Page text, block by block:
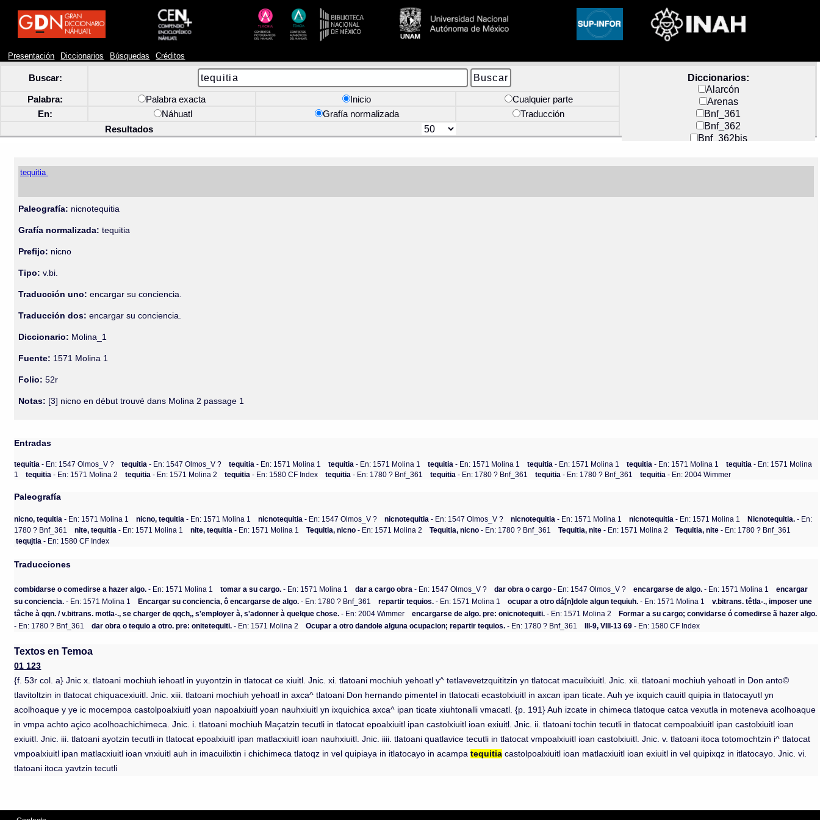
Presentación Diccionarios Búsquedas Créditos
Buscar:
Diccionarios:
Alarcón
Arenas
Bnf_361
Bnf_362
Bnf_362bis
Docs_México
Palabra: Palabra exacta Inicio
Cualquier parte
En:
Náhuatl Grafía normalizada
Traducción
Resultados
tequitia
Paleografía: nicnotequitia
Grafía normalizada: tequitia
Prefijo: nicno
Tipo: v.bi.
Traducción uno: encargar su conciencia.
Traducción dos: encargar su conciencia.
Diccionario: Molina_1
Fuente: 1571 Molina 1
Folio: 52r
Notas: [3] nicno en début trouvé dans Molina 2 passage 1
Entradas
tequitia- En: 1547 Olmos_V ? tequitia- En: 1547 Olmos_V ? tequitia- En: 1571 Molina 1 tequitia- En: 1571 Molina 1 tequitia- En: 1571 Molina 1 tequitia- En: 1571 Molina 1 tequitia- En: 1571 Molina 1 tequitia- En: 1571 Molina
1
tequitia- En: 1571 Molina 2 tequitia- En: 1571 Molina 2 tequitia- En: 1580 CF Index tequitia- En: 1780 ? Bnf_361 tequitia- En: 1780 ? Bnf_361 tequitia- En: 1780 ? Bnf_361 tequitia- En: 2004 Wimmer
Paleografía
nicno, tequitia - En: 1571 Molina 1 nicno, tequitia - En: 1571 Molina 1 nicnotequitia - En: 1547 Olmos_V ? nicnotequitia - En: 1547 Olmos_V ? nicnotequitia - En: 1571 Molina 1 nicnotequitia - En: 1571 Molina 1 Nicnotequitia. - En:
1780 ? Bnf_361
nite, tequitia - En: 1571 Molina 1 nite, tequitia - En: 1571 Molina 1 Tequitia, nicno - En: 1571 Molina 2 Tequitia, nicno - En: 1780 ? Bnf_361 Tequitia, nite - En: 1571 Molina 2 Tequitia, nite - En: 1780 ? Bnf_361
tequjtia - En: 1580 CF Index
Traducciones
combidarse o comedirse a hazer algo. - En: 1571 Molina 1 tomar a su cargo. - En: 1571 Molina 1 dar a cargo obra - En: 1547 Olmos_V ? dar obra o cargo - En: 1547 Olmos_V ? encargarse de algo. - En: 1571 Molina 1
encargar
su conciencia. - En: 1571 Molina 1 Encargar su conciencia, ô encargarse de algo. - En: 1780 ? Bnf_361 repartir tequios. - En: 1571 Molina 1 ocupar a otro dá[n]dole algun tequiuh. - En: 1571 Molina 1
v.bitrans. têtla-., imposer une
tâche à qqn. / v.bitrans. motla-., se charger de qqch,, s'employer à, s'adonner à quelque chose. - En: 2004 Wimmer encargarse de algo. pre: onicnotequiti. - En: 1571 Molina 2
Formar a su cargo; convidarse ó comedirse ã hazer algo.
- En: 1780 ? Bnf_361
dar obra o tequio a otro. pre: onitetequiti. - En: 1571 Molina 2 Ocupar a otro dandole alguna ocupacion; repartir tequios. - En: 1780 ? Bnf_361 III-9, VIII-13 69 - En: 1580 CF Index
Textos en Temoa
01 123
{f. 53r col. a} Jnic x. tlatoani mochiuh iehoatl in yuyontzin in tlatocat ce xiuitl. Jnic. xi. tlatoani mochiuh yehoatl y^ tetlavevetzquititzin yn tlatocat macuilxiuitl. Jnic. xii. tlatoani mochiuh yehoatl in Don anto©
tlavitoltzin in tlatocat chiquacexiuitl. Jnic. xiii. tlatoani mochiuh yehoatl in axca^ tlatoani Don hernando pimentel in tlatocati ecastolxiuitl in axcan ipan ticate. Auh ye ixquich cauitl quipia in tlatocayutl yn
acolhoaque y ye ic mocempoa castolpoalxiuitl yoan napoalxiuitl yoan nauhxiuitl yn ixquichica axca^ ipan ticate xiuhtonalli vmacatl. {p. 191} Auh izcate in chimeca tlatoque catca vexutla in moteneva acolhoaque
in vmpa achto açico acolhoachichimeca. Jnic. i. tlatoani mochiuh Maçatzin tecutli in tlatocat epoalxiuitl ipan castolxiuitl ioan exiuitl. Jnic. ii. tlatoani tochin tecutli in tlatocat cempoalxiuitl ipan castolxiuitl ioan
exiuitl. Jnic. iii. tlatoani ayotzin tecutli in tlatocat epoalxiuitl ipan matlacxiuitl ioan nauhxiuitl. Jnic. iiii. tlatoani quatlavice tecutli in tlatocat vmpoalxiuitl ioan castolxiuitl. Jnic. v. tlatoani itoca totomochtzin i^ tlatocat
vmpoalxiuitl ipan matlacxiuitl ioan vnxiuitl auh in imacuilixtin i chichimeca tlatoqz in vel quipiaya in itlatocayo in acampatequitia castolpoalxiuitl ioan matlacxiuitl ioan exiuitl in vel quipixqz in itlatocayo. Jnic. vi.
tlatoani itoca yavtzin tecutli